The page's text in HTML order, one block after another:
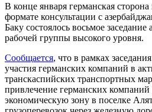
В конце января германская
формате консультации с
Баку состоялось восьмое
рабочей группы высокого уровня.
Сообщается, что в рамках
участия германских компаний в
транскаспийских транспортных
привлечение германских
экономическую зону в поселке